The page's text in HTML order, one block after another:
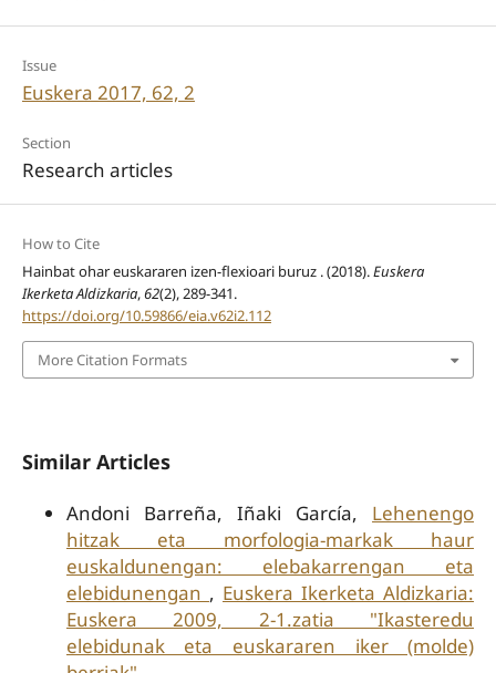
Issue
Euskera 2017, 62, 2
Section
Research articles
How to Cite
Hainbat ohar euskararen izen-flexioari buruz . (2018).Euskera
Ikerketa Aldizkaria,62(2), 289-341.
https://doi.org/10.59866/eia.v62i2.112
More Citation Formats
Similar Articles
Andoni Barreña, Iñaki García, Lehenengo
hitzak eta morfologia-markak haur
euskaldunengan: elebakarrengan eta
elebidunengan , Euskera Ikerketa Aldizkaria:
Euskera 2009, 2-1.zatia "Ikasteredu
elebidunak eta euskararen iker (molde)